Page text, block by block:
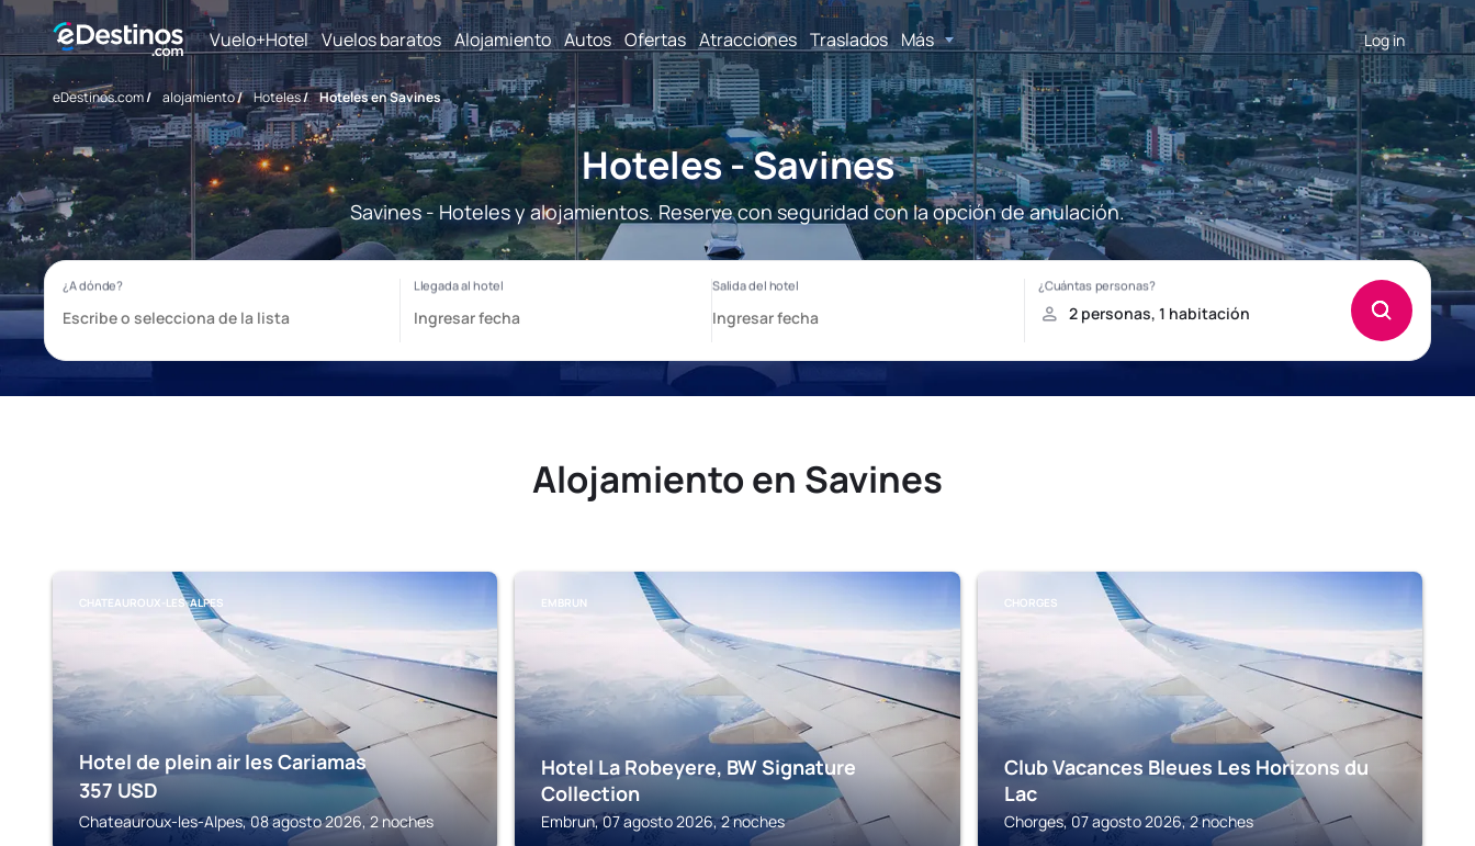
Vuelo+Hotel Vuelos baratos Alojamiento Autos Ofertas Atracciones Traslados Más Log in
eDestinos.com/ alojamiento/ Hoteles/ Hoteles en Savines
Hoteles - Savines
Savines - Hoteles y alojamientos. Reserve con seguridad con la opción de anulación.
Alojamiento en Savines
CHATEAUROUX-LES-ALPES
Hotel de plein air les Cariamas
357 USD
Chateauroux-les-Alpes, 08 agosto 2026, 2 noches
EMBRUN
Hotel La Robeyere, BW Signature
Collection
Embrun, 07 agosto 2026, 2 noches
CHORGES
Club Vacances Bleues Les Horizons du
Lac
Chorges, 07 agosto 2026, 2 noches